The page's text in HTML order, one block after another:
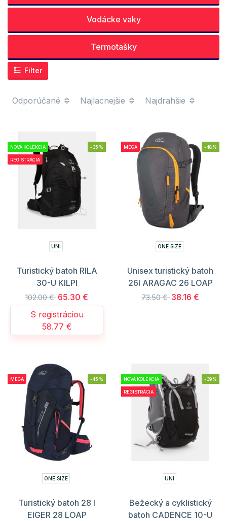
Vodácke vaky
Termotašky
Filter
Odporúčané Najlacnejšie Najdrahšie
NOVÁ KOLEKCIA
REGISTRÁCIA
-35%
UNI
Turistický batoh RILA
30-U KILPI
102.00 € 65.30 €
S registráciou
58.77 €
MEGA -48%
ONE SIZE
Unisex turistický batoh
26l ARAGAC 26 LOAP
73.50 € 38.16 €
MEGA -45%
ONE SIZE
Turistický batoh 28 l
EIGER 28 LOAP
NOVÁ KOLEKCIA
REGISTRÁCIA
-39%
UNI
Bežecký a cyklistický
batoh CADENCE 10-U